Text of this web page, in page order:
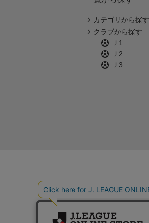
カテゴリから探す
クラブから探す
Ｊ1
Ｊ2
Ｊ3